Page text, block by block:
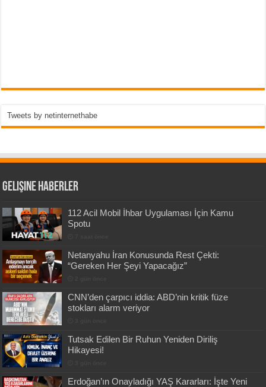
Tweets by netinternethabe
Gelişine Haberler
112 Acil Mobil İhbar Uygulaması İçin Kamu
Spotu
Netanyahu İran Konusunda Rest Çekti:
“Gereken Her Şeyi Yapacağız”
CNN’den çarpıcı iddia: ABD’nin kritik füze
stokları alarm veriyor
Tutsak Edilen Bir Ruhun Yeniden Diriliş
Hikayesi!
Erdoğan’ın Onayladığı YAŞ Kararları: İşte Yeni